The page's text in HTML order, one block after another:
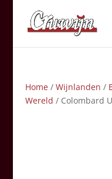
Home/ Wijnlanden /
Wereld / Colombard